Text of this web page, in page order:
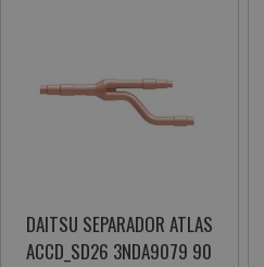
DAITSU SEPARADOR ATLAS
ACCD_SD26 3NDA9079 90